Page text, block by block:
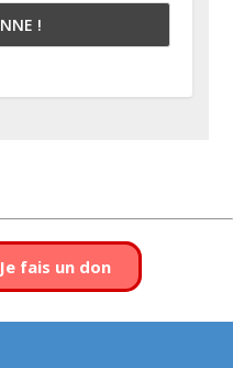
Je fais un don